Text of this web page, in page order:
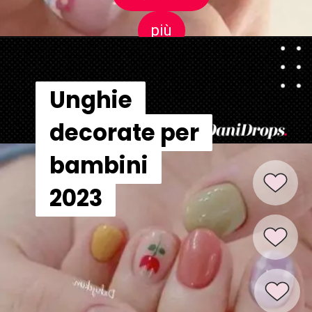
più
più
Unghie
decorate per
bambini
2023
Unghie
decorate per
bambini
2023